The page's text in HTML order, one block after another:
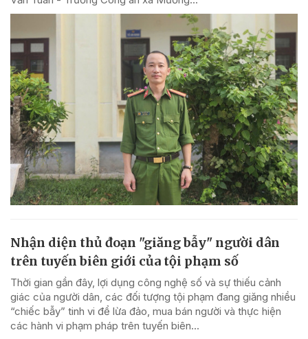
Nhận diện thủ đoạn "giăng bẫy" người dân
trên tuyến biên giới của tội phạm số
Thời gian gần đây, lợi dụng công nghệ số và sự thiếu cảnh
giác của người dân, các đối tượng tội phạm đang giăng nhiều
“chiếc bẫy” tinh vi để lừa đảo, mua bán người và thực hiện
các hành vi phạm pháp trên tuyến biên...